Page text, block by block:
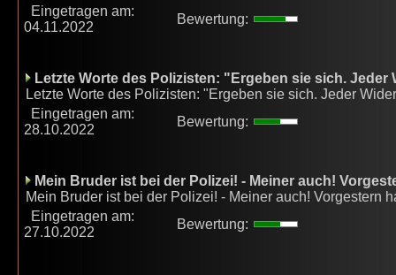
Eingetragen am:
04.11.2022
Bewertung:
Letzte Worte des Polizisten: "Ergeben sie sich. Jeder
Letzte Worte des Polizisten: "Ergeben sie sich. Jeder
Eingetragen am:
28.10.2022
Bewertung:
Mein Bruder ist bei der Polizei! - Meiner auch!
Mein Bruder ist bei der Polizei! - Meiner auch! Vorgestern
Eingetragen am:
27.10.2022
Bewertung: